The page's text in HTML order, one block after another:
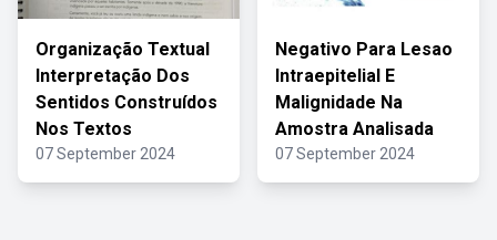
Organização Textual
Interpretação Dos
Sentidos Construídos
Nos Textos
07 September 2024
Negativo Para Lesao
Intraepitelial E
Malignidade Na
Amostra Analisada
07 September 2024